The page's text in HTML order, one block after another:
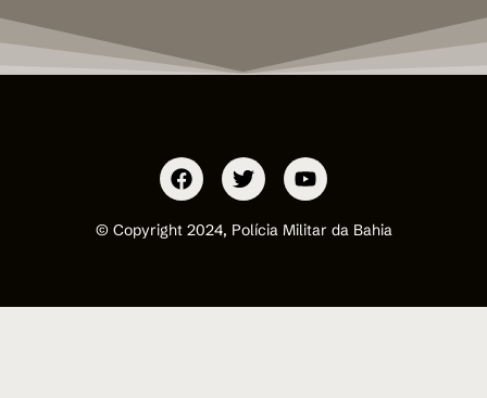
© Copyright 2024, Polícia Militar da Bahia